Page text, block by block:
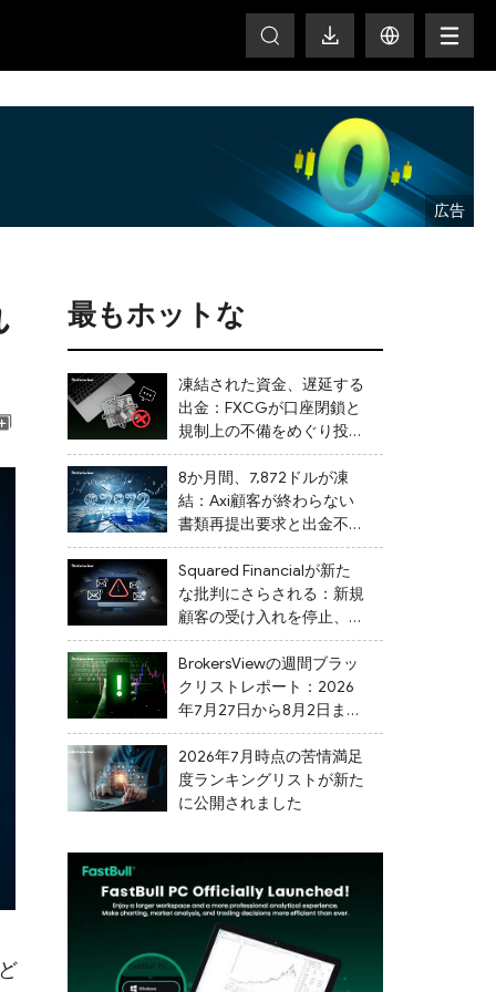
最もホットな
凍結された資金、遅延する
出金：FXCGが口座閉鎖と
規制上の不備をめぐり投資
家からの苦情に直面
8か月間、7,872ドルが凍
結：Axi顧客が終わらない
書類再提出要求と出金不能
を告発
Squared Financialが新た
な批判にさらされる：新規
顧客の受け入れを停止、出
金を遅延
BrokersViewの週間ブラッ
クリストレポート：2026
年7月27日から8月2日まで
の間に、24社の不審なブ
ローカーがフラグ付けされ
ました。
2026年7月時点の苦情満足
度ランキングリストが新た
に公開されました